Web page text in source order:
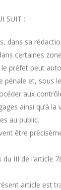
SUIT :
dans sa
certaines
préfet peut
et, sous
aux
ainsi qu’à
au public.
être
III de l’article
article est